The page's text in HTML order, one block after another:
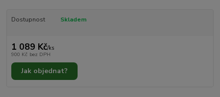
Dostupnost Skladem
1 089 Kč/ks
900 Kč bez DPH
Jak objednat?